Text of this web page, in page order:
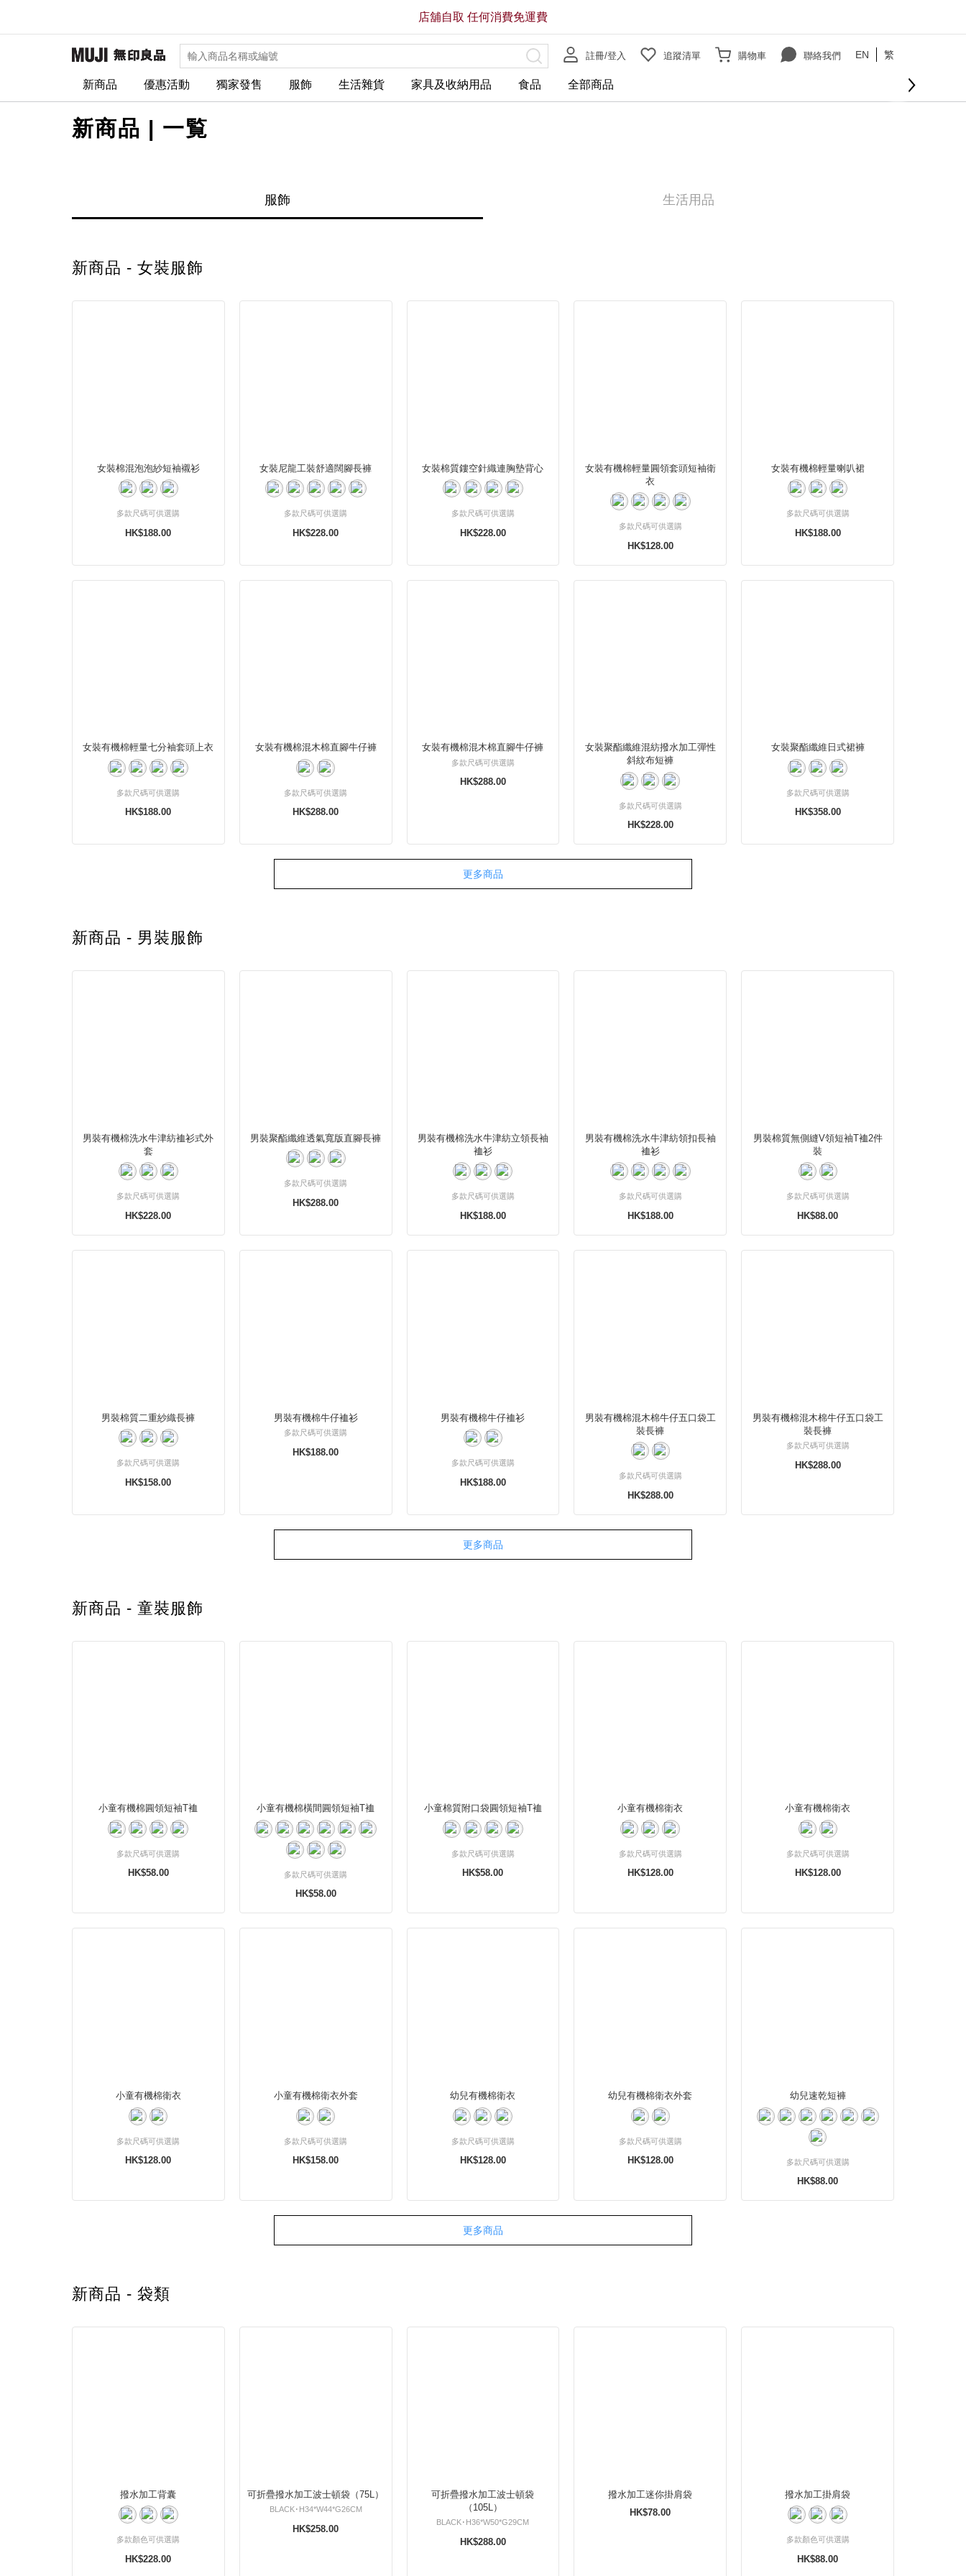
註冊/登入 追蹤清單 購物車 聯絡我們 EN 繁
新商品 優惠活動 獨家發售 服飾 生活雜貨 家具及收納用品 食品 全部商品
店舖自取 任何消費免運費
新商品 | 一覧
服飾 生活用品
新商品 - 女裝服飾
女裝棉混泡泡紗短袖襯衫
多款尺碼可供選購
HK$188.00
女裝尼龍工裝舒適闊腳長褲
多款尺碼可供選購
HK$228.00
女裝棉質鏤空針織連胸墊背心
多款尺碼可供選購
HK$228.00
女裝有機棉輕量圓領套頭短袖衛
衣
多款尺碼可供選購
HK$128.00
女裝有機棉輕量喇叭裙
多款尺碼可供選購
HK$188.00
女裝有機棉輕量七分袖套頭上衣
多款尺碼可供選購
HK$188.00
女裝有機棉混木棉直腳牛仔褲
多款尺碼可供選購
HK$288.00
女裝有機棉混木棉直腳牛仔褲
多款尺碼可供選購
HK$288.00
女裝聚酯纖維混紡撥水加工彈性
斜紋布短褲
多款尺碼可供選購
HK$228.00
女裝聚酯纖維日式裙褲
多款尺碼可供選購
HK$358.00
更多商品
新商品 - 男裝服飾
男裝有機棉洗水牛津紡裇衫式外
套
多款尺碼可供選購
HK$228.00
男裝聚酯纖維透氣寬版直腳長褲
多款尺碼可供選購
HK$288.00
男裝有機棉洗水牛津紡立領長袖
裇衫
多款尺碼可供選購
HK$188.00
男裝有機棉洗水牛津紡領扣長袖
裇衫
多款尺碼可供選購
HK$188.00
男裝棉質無側縫V領短袖T裇2件
裝
多款尺碼可供選購
HK$88.00
男裝棉質二重紗織長褲
多款尺碼可供選購
HK$158.00
男裝有機棉牛仔裇衫
多款尺碼可供選購
HK$188.00
男裝有機棉牛仔裇衫
多款尺碼可供選購
HK$188.00
男裝有機棉混木棉牛仔五口袋工
裝長褲
多款尺碼可供選購
HK$288.00
男裝有機棉混木棉牛仔五口袋工
裝長褲
多款尺碼可供選購
HK$288.00
更多商品
新商品 - 童裝服飾
小童有機棉圓領短袖T裇
多款尺碼可供選購
HK$58.00
小童有機棉橫間圓領短袖T裇
多款尺碼可供選購
HK$58.00
小童棉質附口袋圓領短袖T裇
多款尺碼可供選購
HK$58.00
小童有機棉衛衣
多款尺碼可供選購
HK$128.00
小童有機棉衛衣
多款尺碼可供選購
HK$128.00
小童有機棉衛衣
多款尺碼可供選購
HK$128.00
小童有機棉衛衣外套
多款尺碼可供選購
HK$158.00
幼兒有機棉衛衣
多款尺碼可供選購
HK$128.00
幼兒有機棉衛衣外套
多款尺碼可供選購
HK$128.00
幼兒速乾短褲
多款尺碼可供選購
HK$88.00
更多商品
新商品 - 袋類
撥水加工背囊
多款顏色可供選購
HK$228.00
可折疊撥水加工波士頓袋（75L）
BLACK･H34*W44*G26CM
HK$258.00
可折疊撥水加工波士頓袋
（105L）
BLACK･H36*W50*G29CM
HK$288.00
撥水加工迷你掛肩袋
HK$78.00
撥水加工掛肩袋
多款顏色可供選購
HK$88.00